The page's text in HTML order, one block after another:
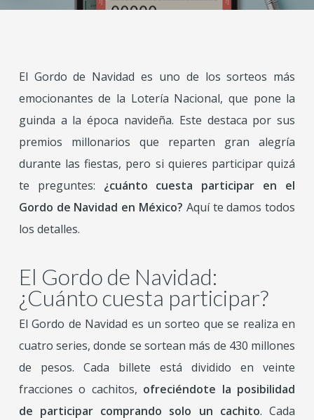
El Gordo de Navidad es uno de los sorteos más
emocionantes de la Lotería Nacional, que pone la
guinda a la época navideña. Este destaca por sus
premios millonarios que reparten gran alegría
durante las fiestas, pero si quieres participar quizá
te preguntes: ¿cuánto cuesta participar en el
Gordo de Navidad en México? Aquí te damos todos
los detalles.
El Gordo de Navidad:
¿Cuánto cuesta participar?
El Gordo de Navidad es un sorteo que se realiza en
cuatro series, donde se sortean más de 430 millones
de pesos. Cada billete está dividido en veinte
fracciones o cachitos, ofreciéndote la posibilidad
de participar comprando solo un cachito. Cada